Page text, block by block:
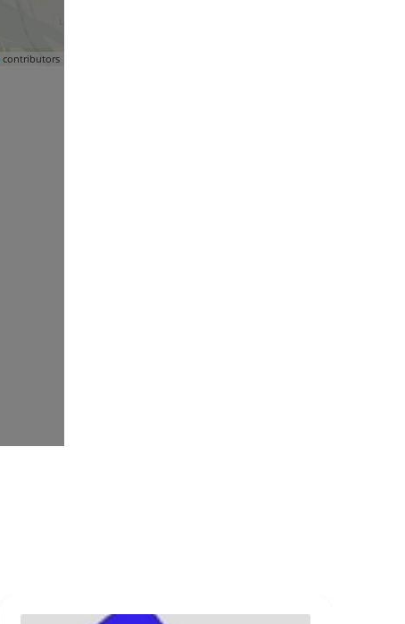
contributors